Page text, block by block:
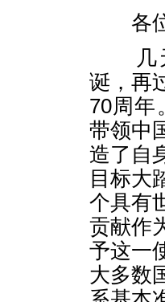
各位
几天
诞，再
70周年
带领中
造了自
目标大
个具有
贡献作
予这一
大多数